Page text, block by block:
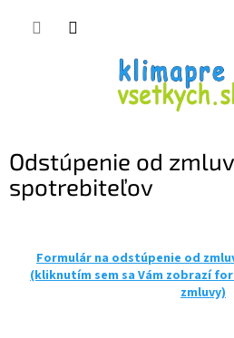
Odstúpenie od
spotrebiteľov
Formulár na odstúpenie od
(kliknutím sem sa Vám zobrazí
zmluvy)